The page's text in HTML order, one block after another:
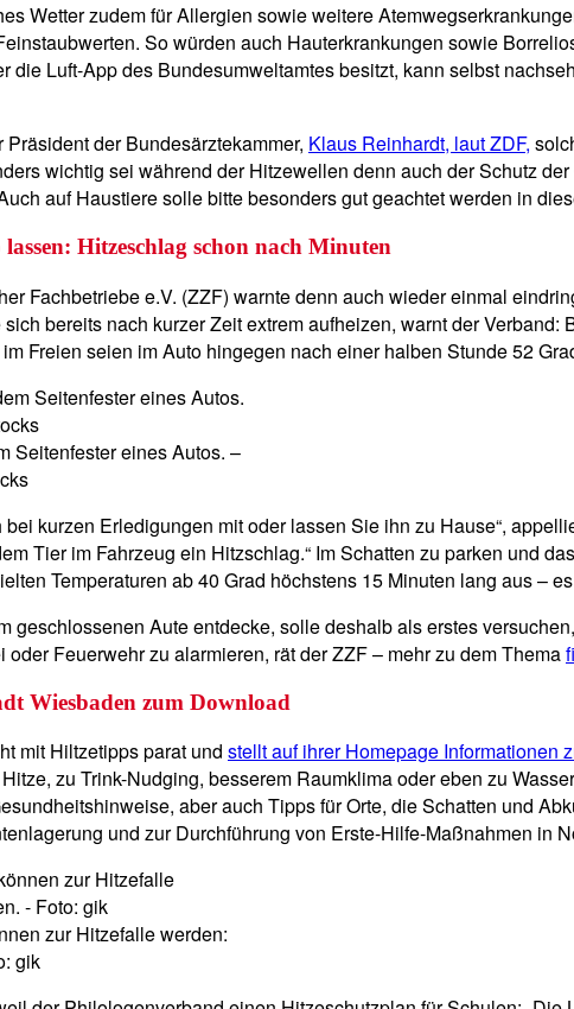
Wetter zudem für Allergien sowie weitere
So würden auch Hauterkrankungen sowie
die Luft-App des Bundesumweltamtes besitzt, kann selbst
der Bundesärztekammer, Klaus Reinhardt, laut ZDF,
wichtig sei während der Hitzewellen denn auch der Schutz
auf Haustiere solle bitte besonders gut geachtet werden in
Hitzeschlag schon nach Minuten
Fachbetriebe e.V. (ZZF) warnte denn auch wieder einmal
bereits nach kurzer Zeit extrem aufheizen, warnt der
Freien seien im Auto hingegen nach einer halben Stunde 52
Seitenfester eines Autos. –
kurzen Erledigungen mit oder lassen Sie ihn zu Hause“,
Tier im Fahrzeug ein Hitzschlag.“ Im Schatten zu parken und
Temperaturen ab 40 Grad höchstens 15 Minuten lang aus –
geschlossenen Aute entdecke, solle deshalb als erstes
Feuerwehr zu alarmieren, rät der ZZF – mehr zu dem Thema
Wiesbaden zum Download
mit Hiltzetipps parat und stellt auf ihrer Homepage Informationen
zu Trink-Nudging, besserem Raumklima oder eben zu
aber auch Tipps für Orte, die Schatten und
und zur Durchführung von Erste-Hilfe-Maßnahmen in
zur Hitzefalle werden:
gik